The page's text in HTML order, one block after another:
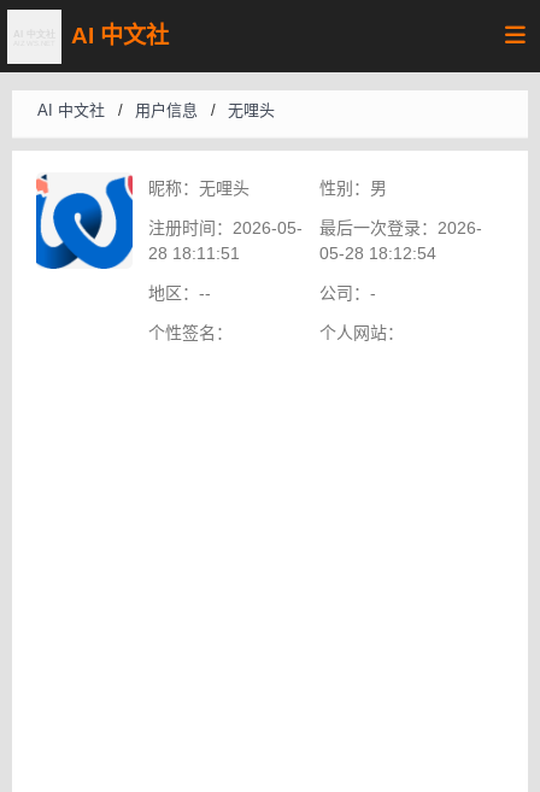
AI 中文社
AI 中文社 / 用户信息 / 无哩头
昵称： 无哩头 性别： 男
注册时间： 2026-05-
28 18:11:51
最后一次登录： 2026-
05-28 18:12:54
地区： -- 公司： -
个性签名： 个人网站：